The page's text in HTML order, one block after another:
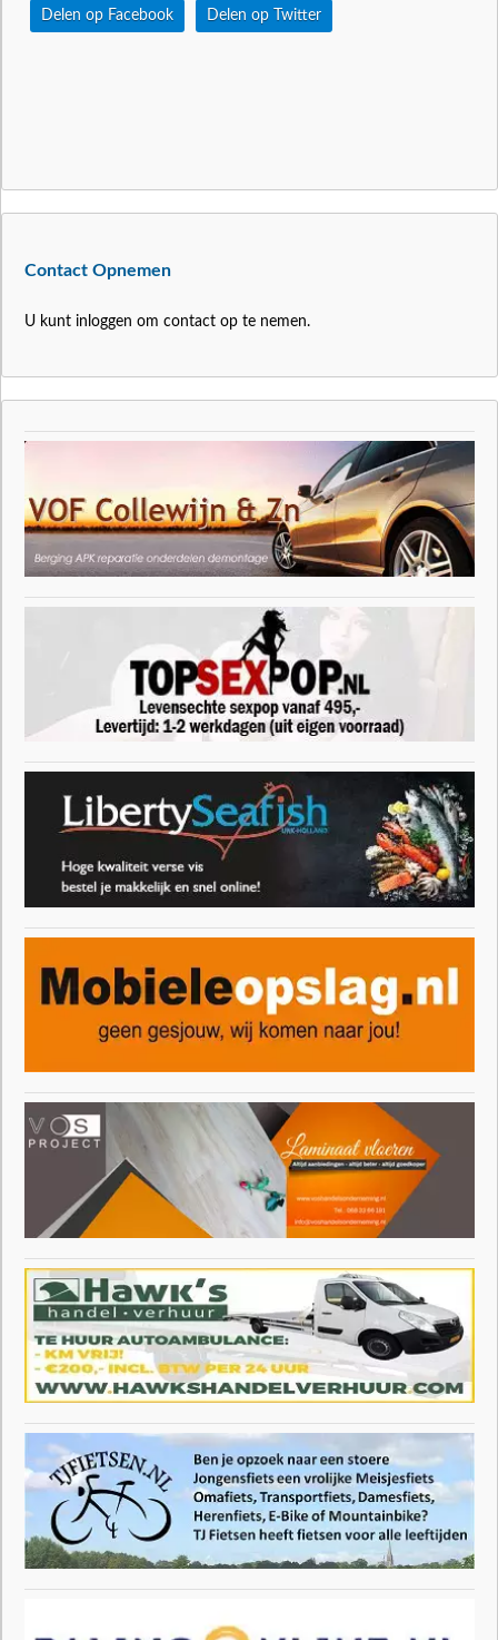
Delen op Facebook Delen op Twitter
Contact Opnemen
U kunt inloggen om contact op te nemen.